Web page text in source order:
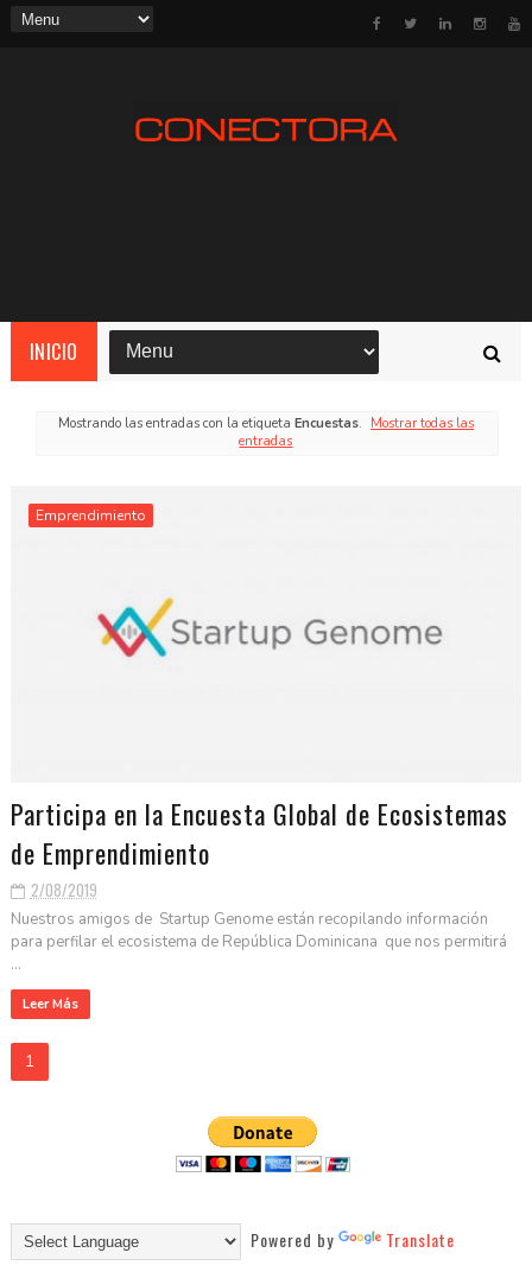
INICIO
Mostrando las entradas con la etiqueta Encuestas. Mostrar todas las
entradas
Emprendimiento
Participa en la Encuesta Global de Ecosistemas
de Emprendimiento
2/08/2019
Nuestros amigos de Startup Genome están recopilando información
para perfilar el ecosistema de República Dominicana que nos permitirá
...
Leer Más
1
Powered by Translate